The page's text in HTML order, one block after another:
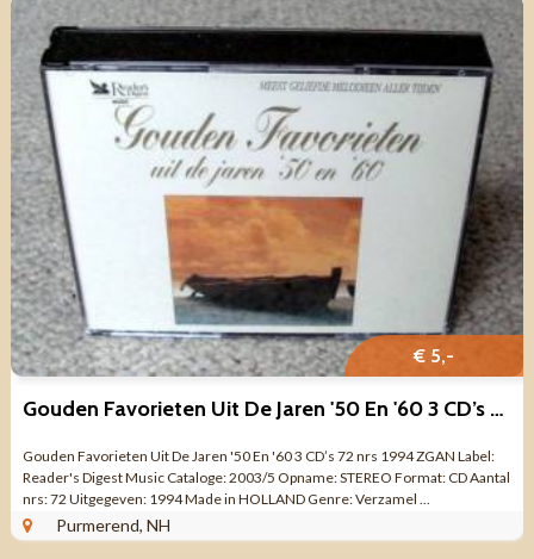
€ 5,-
Gouden Favorieten Uit De Jaren '50 En '60 3 CD’s 72 nrs 1994
Gouden Favorieten Uit De Jaren '50 En '60 3 CD’s 72 nrs 1994 ZGAN Label:
Reader's Digest Music Cataloge: 2003/5 Opname: STEREO Format: CD Aantal
nrs: 72 Uitgegeven: 1994 Made in HOLLAND Genre: Verzamel ...
Purmerend, NH